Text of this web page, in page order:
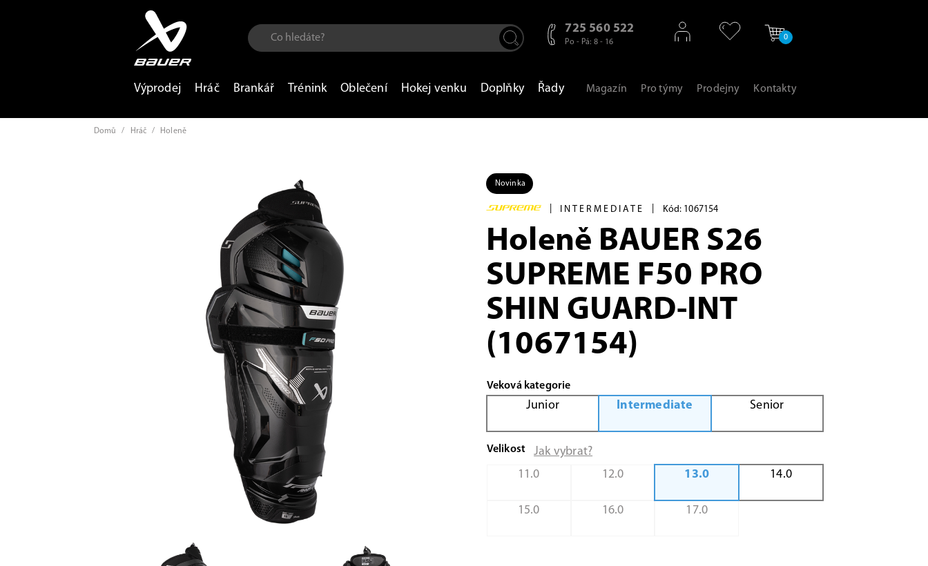
725 560 522
Po - Pá: 8 - 16
0
Výprodej Hráč Brankář Trénink Oblečení Hokej venku Doplňky Řady Magazín Pro týmy Prodejny Kontakty
Domů / Hráč / Holeně
Novinka
INTERMEDIATE Kód: 1067154
Holeně BAUER S26
SUPREME F50 PRO
SHIN GUARD-INT
(1067154)
Veková kategorie
Junior Intermediate Senior
Velikost
Jak vybrat?
11.0
12.0 13.0 14.0
15.0 16.0 17.0